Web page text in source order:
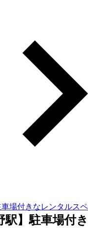
場付きなレンタルス
駅】駐車場付